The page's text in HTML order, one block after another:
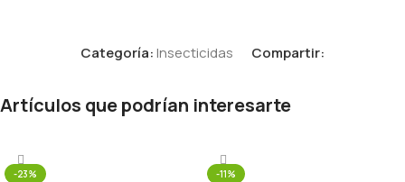
Categoría:Insecticidas Compartir:
Artículos que podrían interesarte
-23% -11%